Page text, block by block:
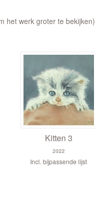
het werk groter te bekijken)
Kitten 3
2022
Incl. bijpassende lijst